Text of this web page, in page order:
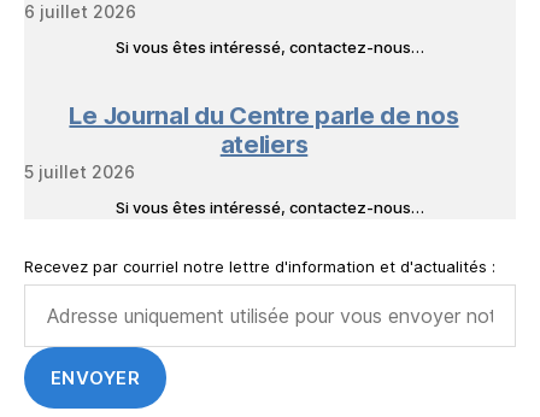
6 juillet 2026
Si vous êtes intéressé, contactez-nous…
Le Journal du Centre parle de nos
ateliers
5 juillet 2026
Si vous êtes intéressé, contactez-nous…
Recevez par courriel notre lettre d'information et d'actualités :